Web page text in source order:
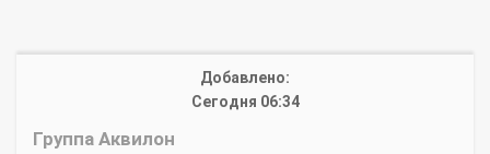
Добавлено:
Сегодня 06:34
Группа Аквилон